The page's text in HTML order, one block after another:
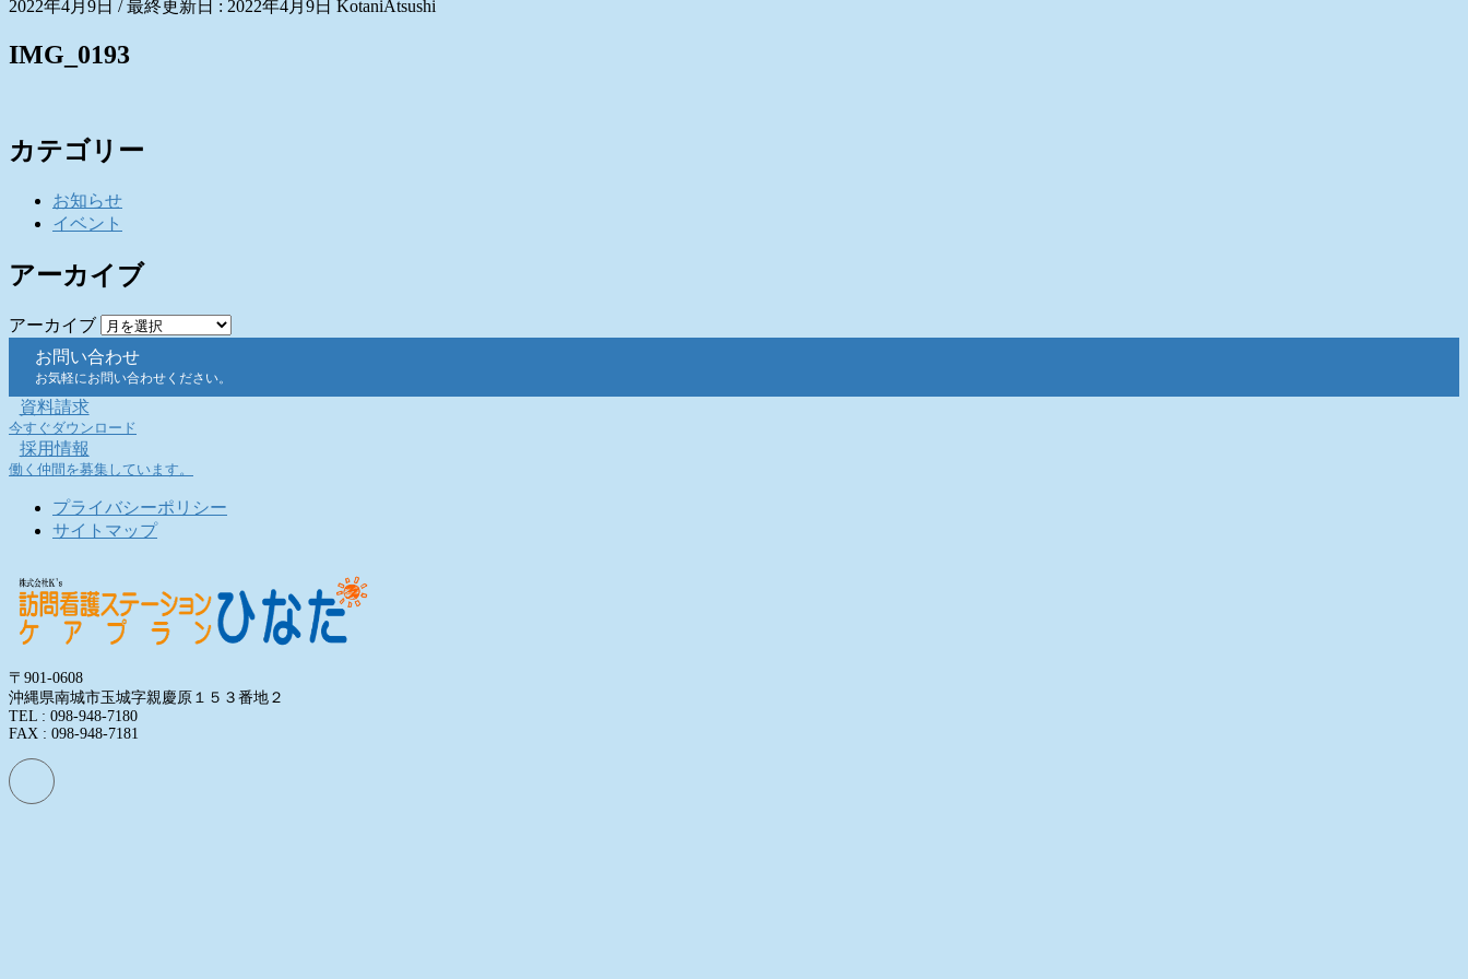
2022年4月9日 / 最終更新日 : 2022年4月9日 KotaniAtsushi
IMG_0193
カテゴリー
お知らせ
イベント
アーカイブ
アーカイブ
お問い合わせ
お気軽にお問い合わせください。
資料請求
今すぐダウンロード
採用情報
働く仲間を募集しています。
プライバシーポリシー
サイトマップ
〒901-0608
沖縄県南城市玉城字親慶原１５３番地２
TEL : 098-948-7180
FAX : 098-948-7181